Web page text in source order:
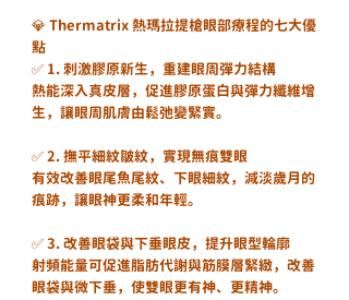
💎 Thermatrix 熱瑪拉提槍眼部療程的七大優
點
✅ 1. 刺激膠原新生，重建眼周彈力結構
熱能深入真皮層，促進膠原蛋白與彈力纖維增
生，讓眼周肌膚由鬆弛變緊實。
✅ 2. 撫平細紋皺紋，實現無痕雙眼
有效改善眼尾魚尾紋、下眼細紋，減淡歲月的
痕跡，讓眼神更柔和年輕。
✅ 3. 改善眼袋與下垂眼皮，提升眼型輪廓
射頻能量可促進脂肪代謝與筋膜層緊緻，改善
眼袋與微下垂，使雙眼更有神、更精神。